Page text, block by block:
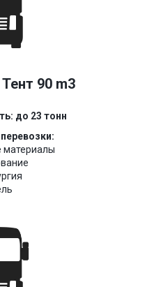
90 m3
до 23 тонн
материалы